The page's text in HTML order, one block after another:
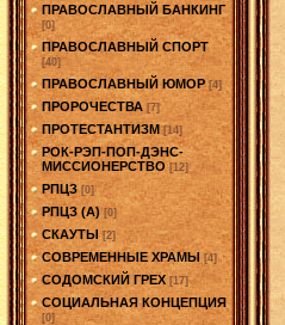
ПРАВОСЛАВНЫЙ БАНКИНГ
[0]
ПРАВОСЛАВНЫЙ СПОРТ
[40]
ПРАВОСЛАВНЫЙ ЮМОР [4]
ПРОРОЧЕСТВА [7]
ПРОТЕСТАНТИЗМ [14]
РОК-РЭП-ПОП-ДЭНС-
МИССИОНЕРСТВО [12]
РПЦЗ [0]
РПЦЗ (А) [0]
СКАУТЫ [2]
СОВРЕМЕННЫЕ ХРАМЫ [4]
СОДОМСКИЙ ГРЕХ [17]
СОЦИАЛЬНАЯ КОНЦЕПЦИЯ
[0]